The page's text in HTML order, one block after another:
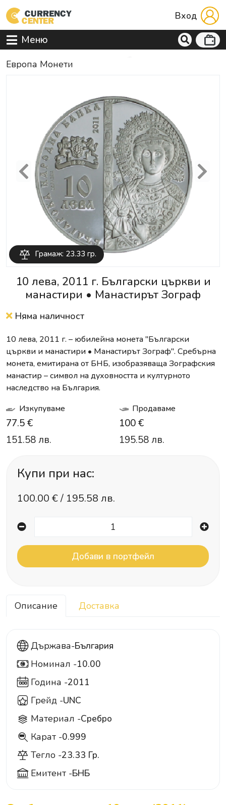
Вход
Меню
Европа Mонети
Грамаж: 23.33 гр.
Previous Next
10 лева, 2011 г. Български църкви и
манастири • Манастирът Зограф
Няма наличност
10 лева, 2011 г. – юбилейна монета "Български
църкви и манастири • Манастирът Зограф". Сребърна
монета, емитирана от БНБ, изобразяваща Зографския
манастир – символ на духовността и културното
наследство на България.
Изкупуваме
77.5 €
151.58 лв.
Продаваме
100 €
195.58 лв.
Купи при нас:
100.00 € / 195.58 лв.
Описание Доставка
Държава-България
10 Номинал -10.00
Година -2011
Грейд -UNC
Материал -Сребро
999 Карат -0.999
Тегло -23.33 Гр.
Емитент -БНБ